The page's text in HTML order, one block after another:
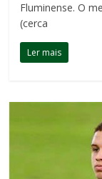
Fluminense. O
(cerca
Ler mais